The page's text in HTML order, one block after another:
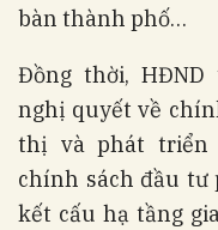
bàn thành phố…
Đồng thời,
nghị quyết về
thị và phát triển
chính sách đầu tư
kết cấu hạ tầng